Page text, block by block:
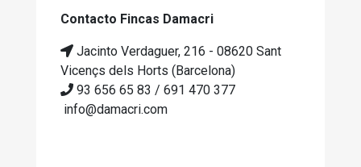
Contacto Fincas Damacri
Jacinto Verdaguer, 216 - 08620 Sant
Vicençs dels Horts (Barcelona)
93 656 65 83 / 691 470 377
info@damacri.com